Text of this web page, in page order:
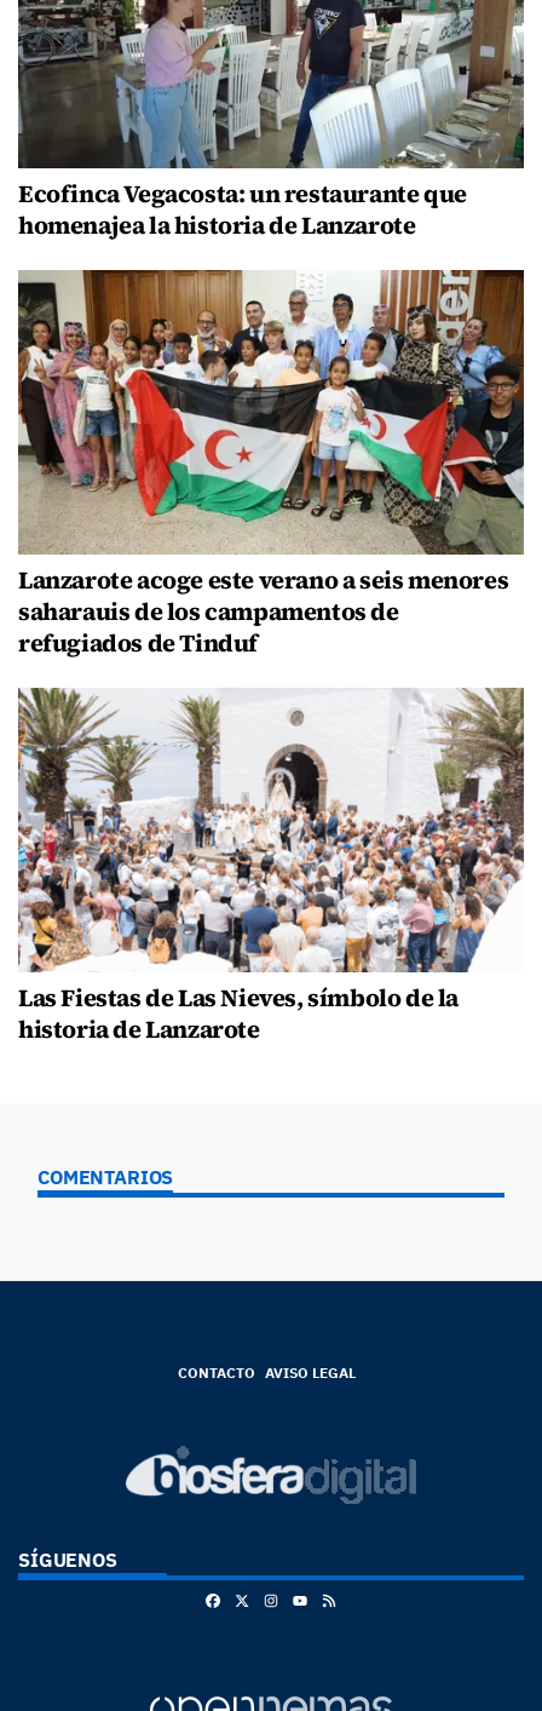
Ecofinca Vegacosta: un restaurante que
homenajea la historia de Lanzarote
Lanzarote acoge este verano a seis menores
saharauis de los campamentos de
refugiados de Tinduf
Las Fiestas de Las Nieves, símbolo de la
historia de Lanzarote
COMENTARIOS
CONTACTO AVISO LEGAL
SÍGUENOS
FacebookInstagram